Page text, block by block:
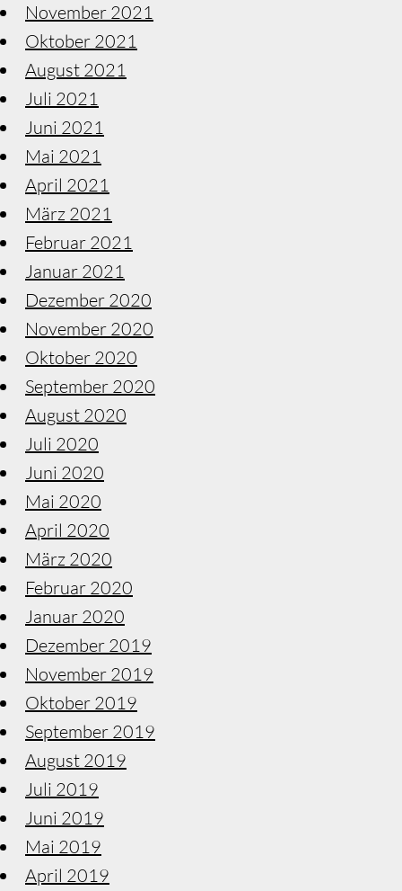
November 2021
Oktober 2021
August 2021
Juli 2021
Juni 2021
Mai 2021
April 2021
März 2021
Februar 2021
Januar 2021
Dezember 2020
November 2020
Oktober 2020
September 2020
August 2020
Juli 2020
Juni 2020
Mai 2020
April 2020
März 2020
Februar 2020
Januar 2020
Dezember 2019
November 2019
Oktober 2019
September 2019
August 2019
Juli 2019
Juni 2019
Mai 2019
April 2019